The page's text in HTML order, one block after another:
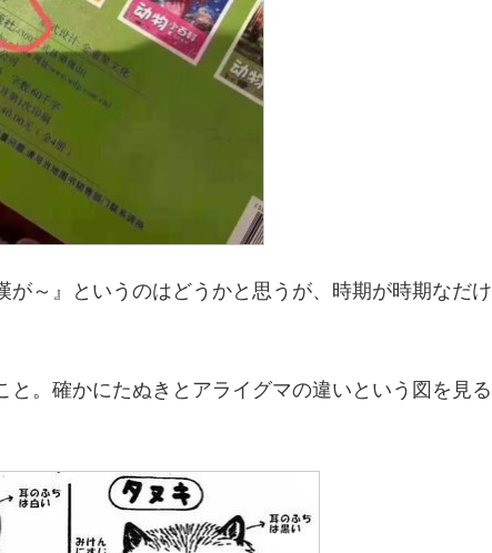
が～』というのはどうかと思うが、時期が時期なだけ
。確かにたぬきとアライグマの違いという図を見る